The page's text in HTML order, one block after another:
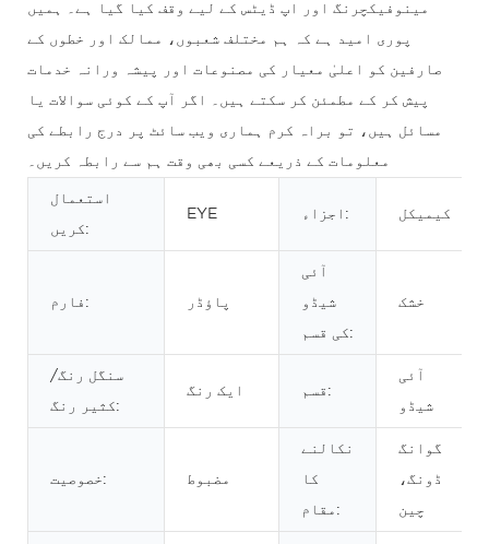
مینوفیکچرنگ اور اپ ڈیٹس کے لیے وقف کیا گیا ہے۔ ہمیں
پوری امید ہے کہ ہم مختلف شعبوں، ممالک اور خطوں کے
صارفین کو اعلیٰ معیار کی مصنوعات اور پیشہ ورانہ خدمات
پیش کر کے مطمئن کر سکتے ہیں۔ اگر آپ کے کوئی سوالات یا
مسائل ہیں، تو براہ کرم ہماری ویب سائٹ پر درج رابطے کی
معلومات کے ذریعے کسی بھی وقت ہم سے رابطہ کریں۔
استعمال
کریں:
EYE اجزاء: کیمیکل
فارم: پاؤڈر
آئی
شیڈو
کی قسم:
خشک
سنگل رنگ/
کثیر رنگ:
ایک رنگ قسم:
آئی
شیڈو
خصوصیت: مضبوط
نکالنے
کا
مقام:
گوانگ
ڈونگ،
چین